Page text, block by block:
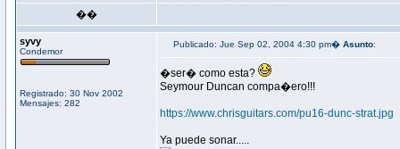
��
syvy
Condemor
Registrado: 30 Nov 2002
Mensajes: 282
Publicado: Jue Sep 02, 2004 4:30 pm� Asunto:
�ser� como esta?
Seymour Duncan compa�ero!!!
https://www.chrisguitars.com/pu16-dunc-strat.jpg
Ya puede sonar.....